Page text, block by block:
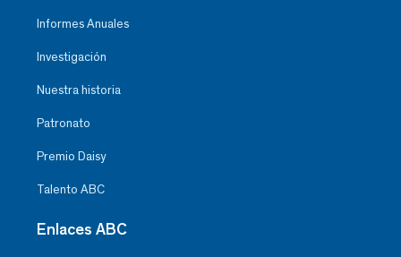
Informes Anuales
Investigación
Nuestra historia
Patronato
Premio Daisy
Talento ABC
Enlaces ABC